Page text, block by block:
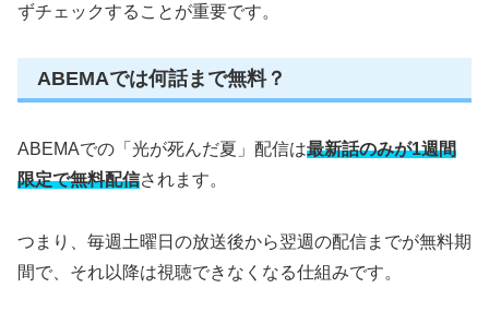
ずチェックすることが重要です。
ABEMAでは何話まで無料？
ABEMAでの「光が死んだ夏」配信は最新話のみが1週間
限定で無料配信されます。
つまり、毎週土曜日の放送後から翌週の配信までが無料期
間で、それ以降は視聴できなくなる仕組みです。